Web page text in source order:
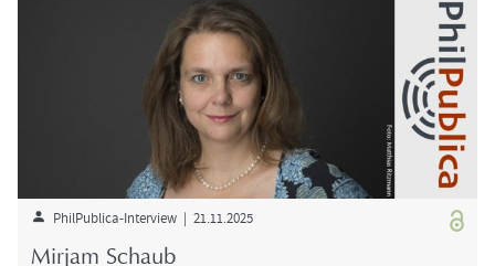
PhilPublica-​Interview | 21.11.2025
Mir­jam Schaub